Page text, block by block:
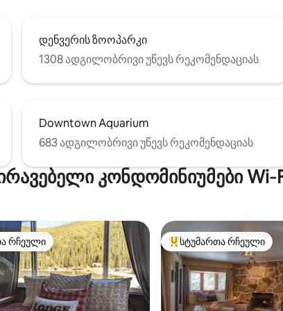
დენვერის ზოოპარკი
1308 ადგილობრივი უწევს რეკომენდაციას
Downtown Aquarium
683 ადგილობრივი უწევს რეკომენდაციას
კონდომინიუმები
რჩეული
რჩეული სტუმართა რჩეული
სტუმართა რჩეული